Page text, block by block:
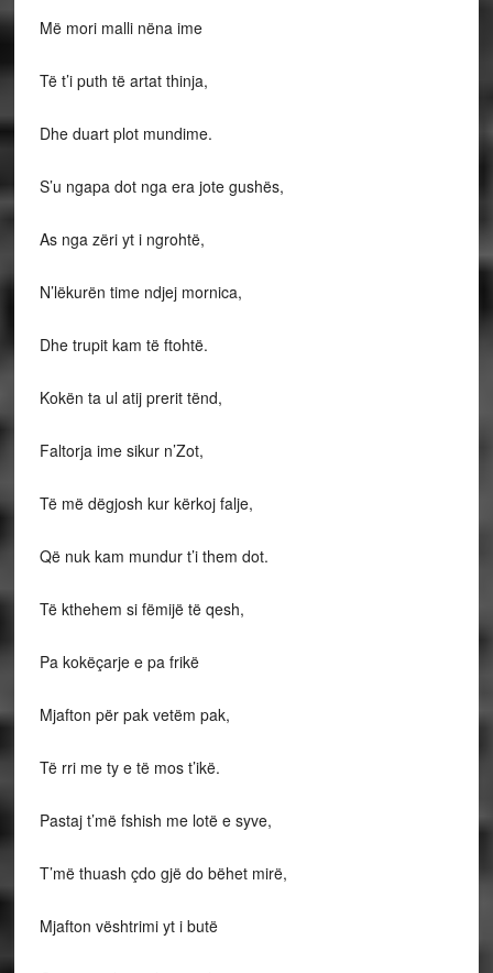
Më mori malli nëna ime
Të t’i puth të artat thinja,
Dhe duart plot mundime.
S’u ngapa dot nga era jote gushës,
As nga zëri yt i ngrohtë,
N’lëkurën time ndjej mornica,
Dhe trupit kam të ftohtë.
Kokën ta ul atij prerit tënd,
Faltorja ime sikur n’Zot,
Të më dëgjosh kur kërkoj falje,
Që nuk kam mundur t’i them dot.
Të kthehem si fëmijë të qesh,
Pa kokëçarje e pa frikë
Mjafton për pak vetëm pak,
Të rri me ty e të mos t’ikë.
Pastaj t’më fshish me lotë e syve,
T’më thuash çdo gjë do bëhet mirë,
Mjafton vështrimi yt i butë